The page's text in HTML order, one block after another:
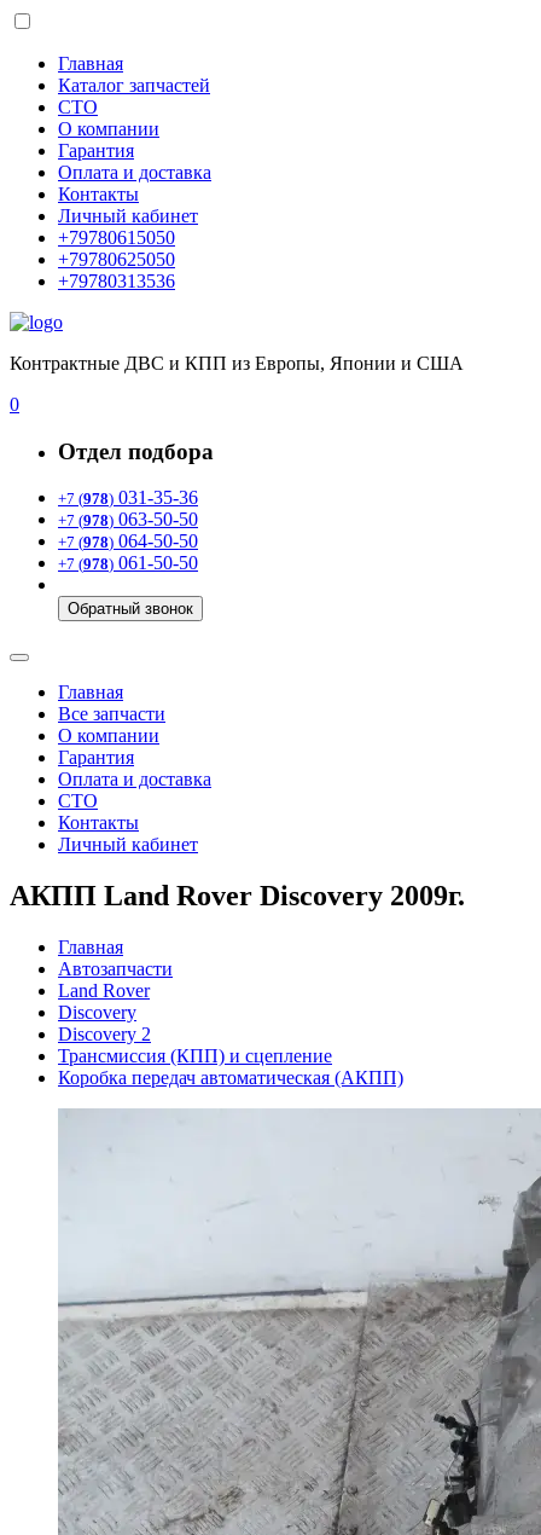
Главная
Каталог запчастей
СТО
О компании
Гарантия
Оплата и доставка
Контакты
Личный кабинет
+79780615050
+79780625050
+79780313536
Контрактные ДВС и КПП из Европы, Японии и США
0
Отдел подбора
+7 (978) 031-35-36
+7 (978) 063-50-50
+7 (978) 064-50-50
+7 (978) 061-50-50
Обратный звонок
Главная
Все запчасти
О компании
Гарантия
Оплата и доставка
СТО
Контакты
Личный кабинет
АКПП Land Rover Discovery 2009г.
Главная
Автозапчасти
Land Rover
Discovery
Discovery 2
Трансмиссия (КПП) и сцепление
Коробка передач автоматическая (АКПП)